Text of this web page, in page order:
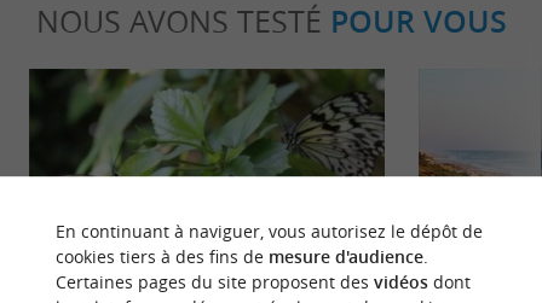
NOUS AVONS TESTÉ POUR VOUS
Familiale
En continuant à naviguer, vous autorisez le dépôt de
cookies tiers à des fins de mesure d'audience.
Certaines pages du site proposent des vidéosdont